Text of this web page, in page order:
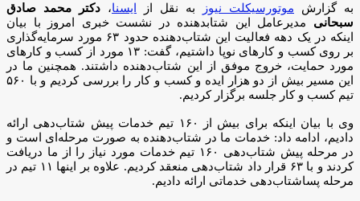
به گزارش موتورسیکلت نیوز به نقل از ایسنا، دکتر محمد صادق
سبحانی مدیرعامل این شتابدهنده در نشست خبری امروز با بیان
اینکه در یک دهه فعالیت این شتاب‌دهنده حدود ۶۳ مورد سرمایه‌گذاری
بر روی کسب و کارهای نوپا داشتیم، گفت: ۱۳ مورد از کسب و کارهای
مورد حمایت، خروج موفق از این شتاب‌دهنده داشتند. همچنین ما در
این مسیر بیش از دو هزار ایده و کسب و کار را بررسی کردیم و با ۵۶۰
تیم کسب و کار جلسه برگزار کردیم.
وی با بیان اینکه برای بیش از ۱۶۰ تیم خدمات پیش شتاب‌دهی ارائه
دادیم، ادامه داد: خدمات ما در شتاب‌دهنده به صورت مرحله‌ای است و
در مرحله پیش شتاب‌دهی ۱۶۰ تیم خدمات مورد نیاز را از ما دریافت
کردند و با ۶۳ قرار داد شتاب‌دهی منعقد کردیم. علاوه بر اینها ۱۱ تیم در
مرحله پساشتاب‌دهی خدماتی ارائه دادیم.